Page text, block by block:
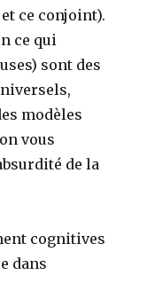
ce conjoint).
ce qui
sont des
modèles
vous
de la
cognitives
dans